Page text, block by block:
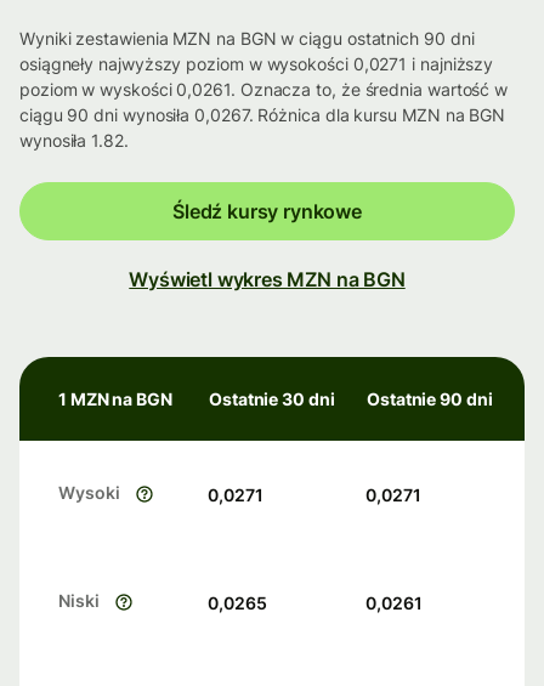
Wyniki zestawienia MZN na BGN w ciągu ostatnich 90 dni
osiągneły najwyższy poziom w wysokości 0,0271 i najniższy
poziom w wyskości 0,0261. Oznacza to, że średnia wartość w
ciągu 90 dni wynosiła 0,0267. Różnica dla kursu MZN na BGN
wynosiła 1.82.
Śledź kursy rynkowe
Wyświetl wykres MZN na BGN
1 MZN na BGN Ostatnie 30 dni Ostatnie 90 dni
Wysoki 0,0271 0,0271
Niski 0,0265 0,0261